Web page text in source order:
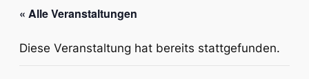
« Alle Veranstaltungen
Diese Veranstaltung hat bereits stattgefunden.